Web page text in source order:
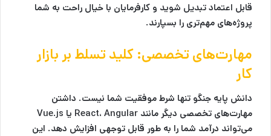
قابل اعتماد تبدیل شوید و کارفرمایان با خیال راحت به شما
پروژه‌های مهم‌تری را بسپارند.
مهارت‌های تخصصی: کلید تسلط بر بازار
کار
دانش پایه جنگو تنها شرط موفقیت شما نیست. داشتن
مهارت‌های تخصصی دیگر مانند React، Angular یا Vue.js
می‌تواند درآمد شما را به طور قابل توجهی افزایش دهد. این